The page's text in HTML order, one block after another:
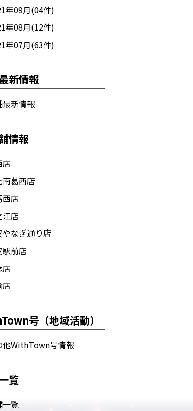
年09月(04件)
年08月(12件)
年07月(63件)
新情報
最新情報
情報
店
南葛西店
西店
江店
やなぎ通り店
駅前店
店
店
号（地域活動）
他WithTown号情報
覧
一覧